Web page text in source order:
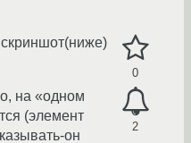
0
2
на «одном
(элемент
он